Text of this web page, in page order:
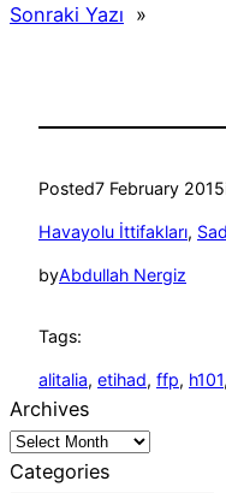
Sonraki Yazı »
Posted7 February 2015
Havayolu İttifakları,
byAbdullah Nergiz
Tags:
alitalia, etihad, ffp, h101,
Archives
Categories